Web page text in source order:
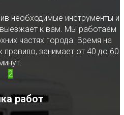
необходимые инструменты и
к вам. Мы работаем
частях города. Время на
правило, занимает от 40 до 60
2
работ